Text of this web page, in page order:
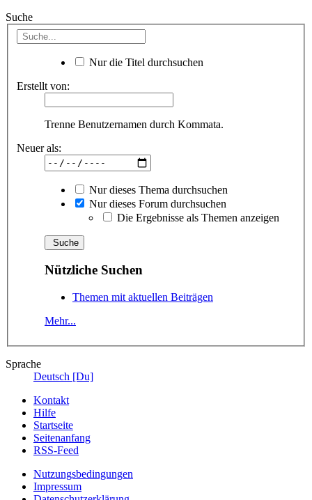
Suche
Nur die Titel durchsuchen
Erstellt von:
Trenne Benutzernamen durch Kommata.
Neuer als:
Nur dieses Thema durchsuchen
Nur dieses Forum durchsuchen
Die Ergebnisse als Themen anzeigen
Nützliche Suchen
Themen mit aktuellen Beiträgen
Mehr...
Sprache
Deutsch [Du]
Kontakt
Hilfe
Startseite
Seitenanfang
RSS-Feed
Nutzungsbedingungen
Impressum